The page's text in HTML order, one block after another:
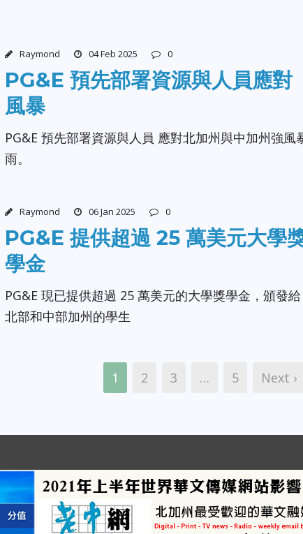
Raymond 04 Feb 2025 0
PG&E 預先部署資源與人員應對
風暴
PG&E 預先部署資源與人員 應對北加州與中加州強風
雨。
Raymond 06 Jan 2025 0
PG&E 提供超過 25 萬美元大學
學金
PG&E 現已提供超過 25 萬美元的大學獎學金，頒發給
北部和中部加州的學生
1 2 3 … 5 Next ›